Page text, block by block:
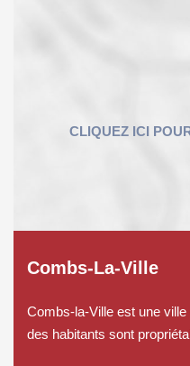
Combs-La-Ville
Combs-la-Ville est une
des habitants sont